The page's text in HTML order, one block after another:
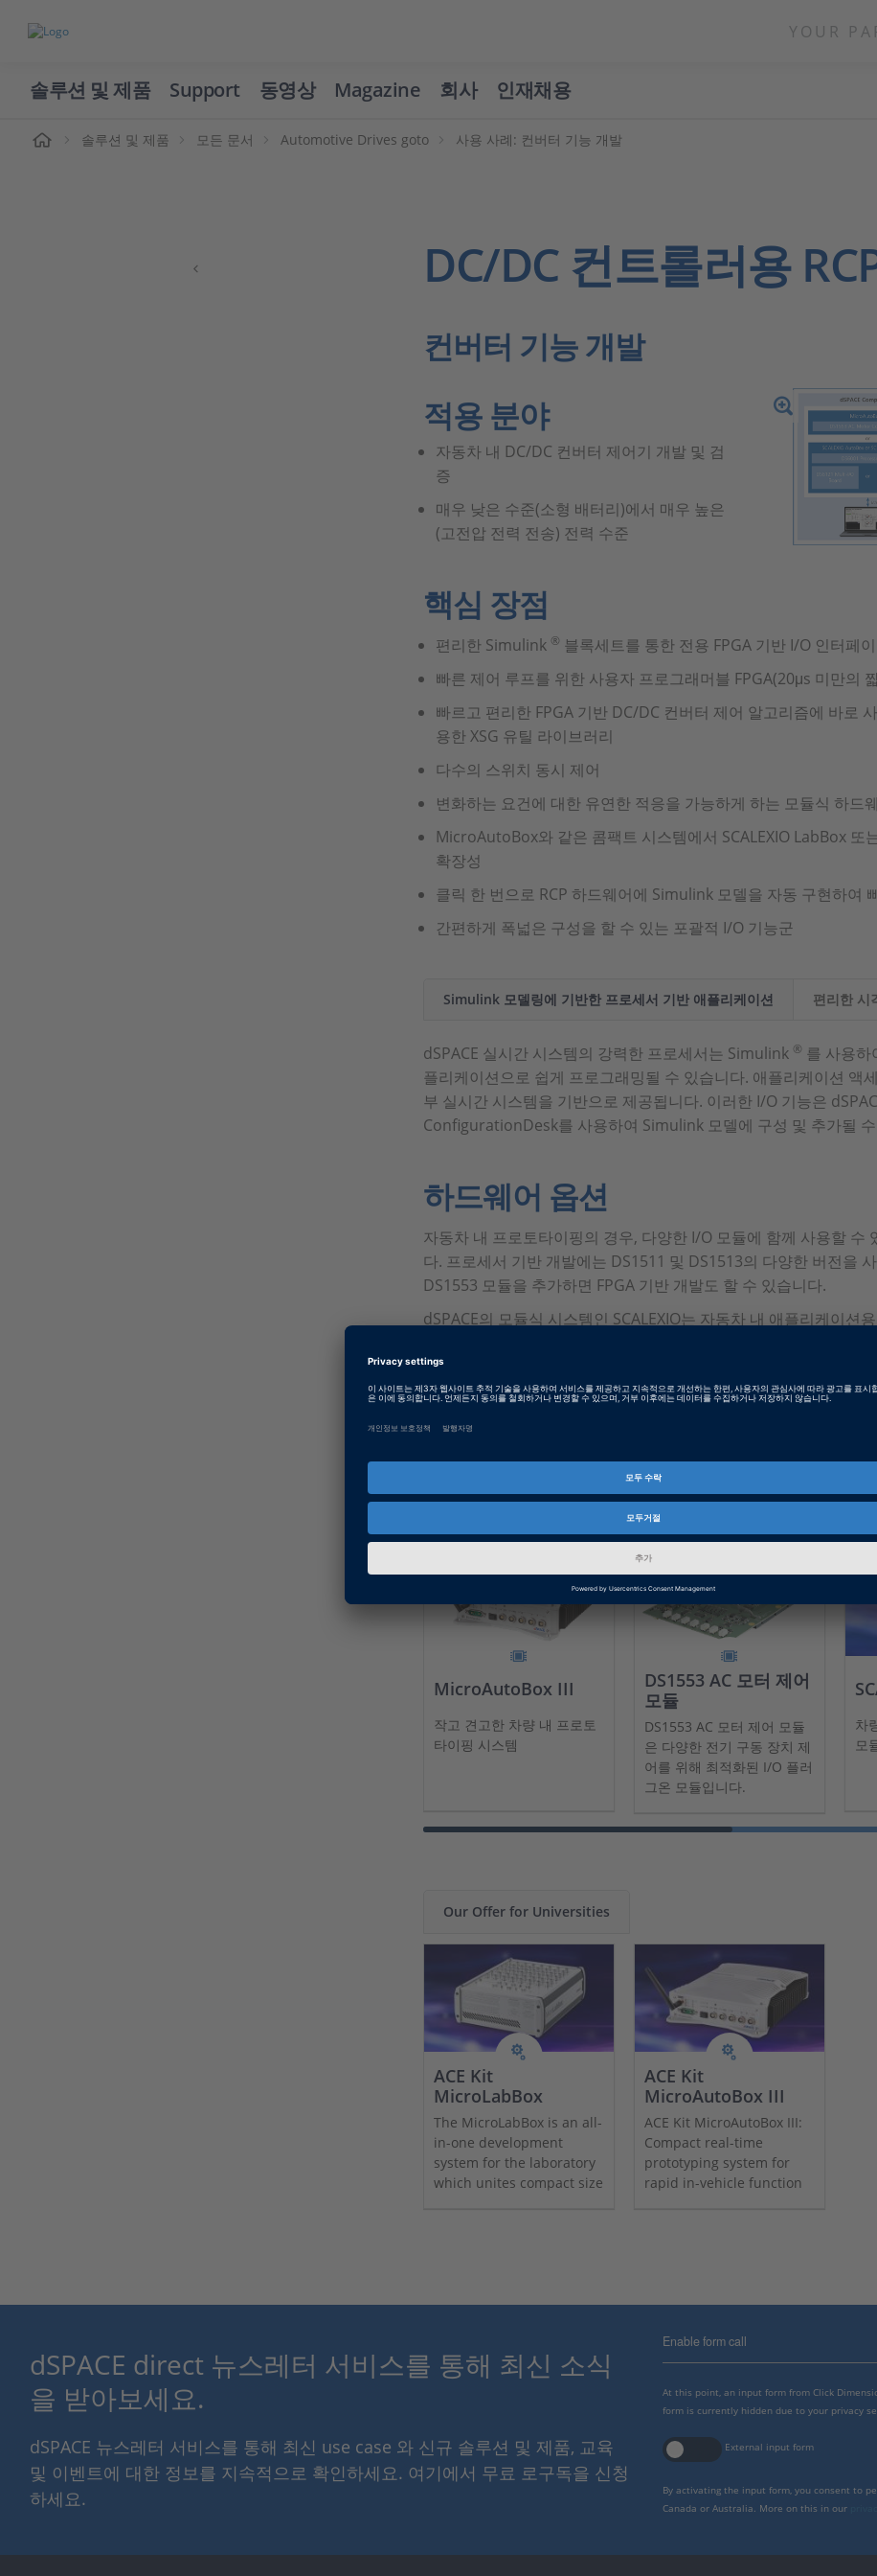
YOUR
솔루션 및 제품 Support 동영상 Magazine 회사 인재채용
솔루션 및 제품 모든 문서 Automotive Drives goto 사용 사례: 컨버터 기능 개발
DC/DC 컨트롤러용
컨버터 기능 개발
적용 분야
자동차 내 DC/DC 컨버터 제어기 개발 및 검
증
매우 낮은 수준(소형 배터리)에서 매우 높은
(고전압 전력 전송) 전력 수준
핵심 장점
편리한 Simulink ® 블록세트를 통한 전용 FPGA 기반 I/O 인터페
빠른 제어 루프를 위한 사용자 프로그래머블 FPGA(20μs 미만의
빠르고 편리한 FPGA 기반 DC/DC 컨버터 제어 알고리즘에 바로
용한 XSG 유틸 라이브러리
다수의 스위치 동시 제어
변화하는 요건에 대한 유연한 적응을 가능하게 하는 모듈식 하드
MicroAutoBox와 같은 콤팩트 시스템에서 SCALEXIO LabBox 또
확장성
클릭 한 번으로 RCP 하드웨어에 Simulink 모델을 자동 구현하여
간편하게 폭넓은 구성을 할 수 있는 포괄적 I/O 기능군
Simulink 모델링에 기반한 프로세서 기반 애플리케이션 편리한 시
dSPACE 실시간 시스템의 강력한 프로세서는 Simulink ® 를 사용하
플리케이션으로 쉽게 프로그래밍될 수 있습니다. 애플리케이션 액
부 실시간 시스템을 기반으로 제공됩니다. 이러한 I/O 기능은
ConfigurationDesk를 사용하여 Simulink 모델에 구성 및 추가될
하드웨어 옵션
자동차 내 프로토타이핑의 경우, 다양한 I/O 모듈에 함께 사용할
다. 프로세서 기반 개발에는 DS1511 및 DS1513의 다양한 버전을
DS1553 모듈을 추가하면 FPGA 기반 개발도 할 수 있습니다.
dSPACE의 모듈식 시스템인 SCALEXIO는 자동차 내 애플리케이션
테스트용 SCALEXIO LabBox, 두 가지 하우징으로 제공됩니다.
경우, 이러한 하우징에는 DS6001 프로세서 보드가 탑재됩니다. 또
하나 이상의 SCALEXIO I/O 보드를 사용하여 성능을 보강할 수 있
지털 컨버터(ADC) 기능이 포함된 DS6121 멀티 I/O 보드는 특별히
MicroAutoBox III
작고 견고한 차량 내 프로토
타이핑 시스템
DS1553 AC 모터 제어
모듈
DS1553 AC 모터 제어 모듈
은 다양한 전기 구동 장치 제
어를 위해 최적화된 I/O 플러
그온 모듈입니다.
차
모
Our Offer for Universities
ACE Kit
MicroLabBox
The MicroLabBox is an all-
in-one development
system for the laboratory
which unites compact size
ACE Kit
MicroAutoBox III
ACE Kit MicroAutoBox III:
Compact real-time
prototyping system for
rapid in-vehicle function
dSPACE direct 뉴스레터 서비스를 통해 최신 소식
을 받아보세요.
dSPACE 뉴스레터 서비스를 통해 최신 use case 와 신규 솔루션 및 제품, 교육
및 이벤트에 대한 정보를 지속적으로 확인하세요. 여기에서 무료 로구독을 신청
하세요.
Enable form call
At this point, an input form from Click
form is currently hidden due to your privacy
External input form
By activating the input form, you consent to
Canada or Australia. More on this in our